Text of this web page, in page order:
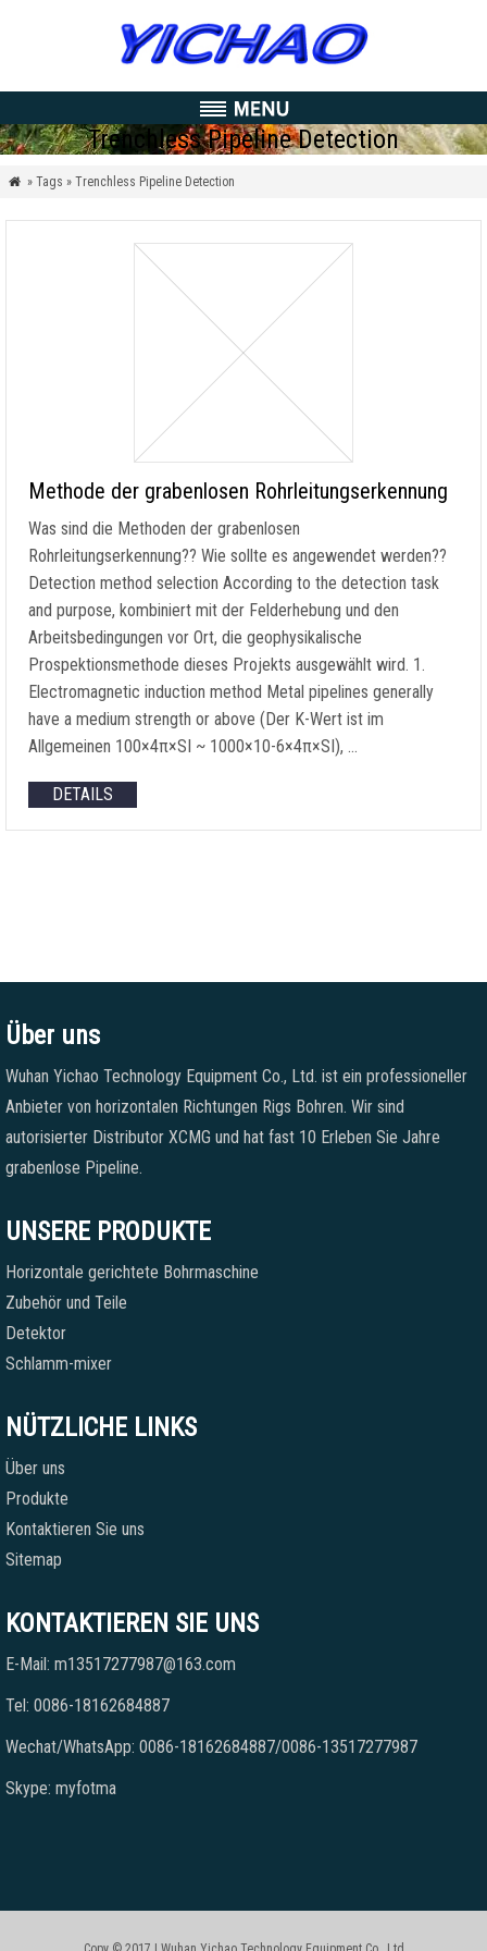
Trenchless Pipeline Detection
 » Tags » Trenchless Pipeline Detection
Methode der grabenlosen Rohrleitungserkennung
Was sind die Methoden der grabenlosen
Rohrleitungserkennung?? Wie sollte es angewendet werden??
Detection method selection According to the detection task
and purpose, kombiniert mit der Felderhebung und den
Arbeitsbedingungen vor Ort, die geophysikalische
Prospektionsmethode dieses Projekts ausgewählt wird. 1.
Electromagnetic induction method Metal pipelines generally
have a medium strength or above (Der K-Wert ist im
Allgemeinen 100×4π×SI ~ 1000×10-6×4π×SI), …
DETAILS
Über uns
Wuhan Yichao Technology Equipment Co., Ltd. ist ein professioneller
Anbieter von horizontalen Richtungen Rigs Bohren. Wir sind
autorisierter Distributor XCMG und hat fast 10 Erleben Sie Jahre
grabenlose Pipeline.
UNSERE PRODUKTE
Horizontale gerichtete Bohrmaschine
Zubehör und Teile
Detektor
Schlamm-mixer
NÜTZLICHE LINKS
Über uns
Produkte
Kontaktieren Sie uns
Sitemap
KONTAKTIEREN SIE UNS
E-Mail: m13517277987@163.com
Tel: 0086-18162684887
Wechat/WhatsApp: 0086-18162684887/0086-13517277987
Skype: myfotma